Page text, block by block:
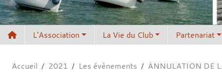
L'Association La Vie du Club Partenariat
Accueil 2021 Les évènements ANNULATION DE